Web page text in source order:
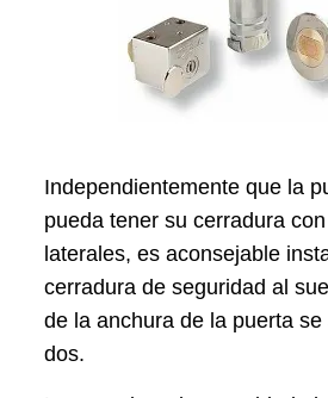
Independientemente que la
pueda tener su cerradura
laterales, es aconsejable
cerradura de seguridad al
de la anchura de la puerta
dos.